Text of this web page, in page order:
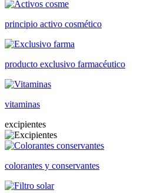
principio activo cosmético
producto exclusivo farmacéutico
vitaminas
excipientes
colorantes y conservantes